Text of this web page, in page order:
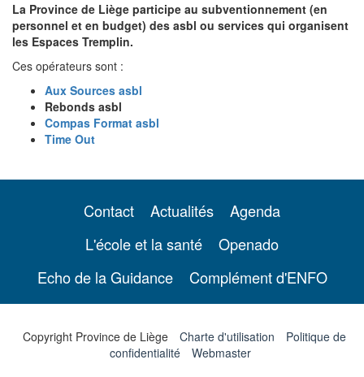
La Province de Liège participe au subventionnement (en
personnel et en budget) des asbl ou services qui organisent
les Espaces Tremplin.
Ces opérateurs sont :
Aux Sources asbl
Rebonds asbl
Compas Format asbl
Time Out
Contact Actualités
Agenda
L'école et la santé
Openado
Echo de la Guidance
Complément d'ENFO
Copyright Province de Liège Charte d'utilisation
Politique de
confidentialité
Webmaster